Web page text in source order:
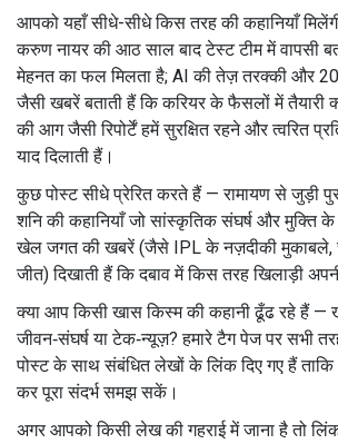
आपको यहाँ सीधे-सीधे किस तरह की कहानियाँ
करुण नायर की आठ साल बाद टेस्ट टीम में वापसी
मेहनत का फल मिलता है; AI की तेज़ तरक्की और
जैसी खबरें बताती हैं कि करियर के फैसलों में तैयारी
की आग जैसी रिपोर्टें हमें सुरक्षित रहने और त्वरित
याद दिलाती हैं।
कुछ पोस्ट सीधे प्रेरित करते हैं — रामायण से जुड़ी
शनि की कहानियाँ जो सांस्कृतिक संघर्ष और मुक्ति
खेल जगत की खबरें (जैसे IPL के नज़दीकी मुकाबले,
जीत) दिखाती हैं कि दबाव में किस तरह खिलाड़ी
क्या आप किसी खास किस्म की कहानी ढूँढ रहे हैं —
जीवन‑संघर्ष या टेक‑न्यूज़? हमारे टैग पेज पर सभी तरह
पोस्ट के साथ संबंधित लेखों के लिंक दिए गए हैं
कर पूरा संदर्भ समझ सकें।
अगर आपको किसी लेख की गहराई में जाना है तो